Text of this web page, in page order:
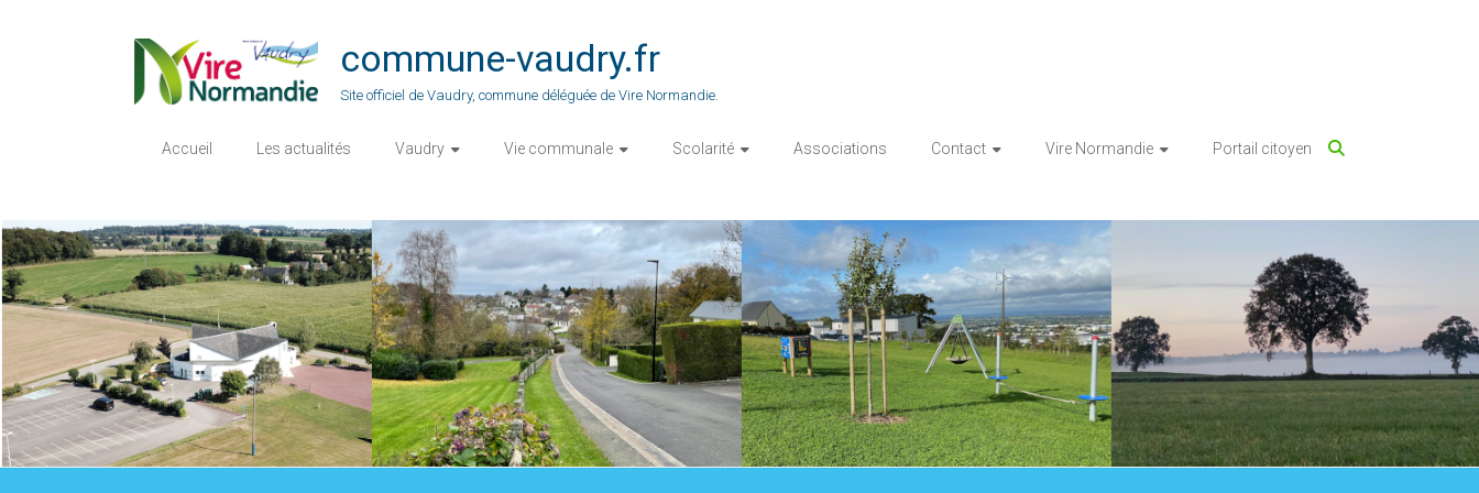
commune-vaudry.fr
Site officiel de Vaudry, commune déléguée de Vire Normandie.
Accueil Les actualités Vaudry Vie communale Scolarité Associations Contact Vire Normandie Portail citoyen